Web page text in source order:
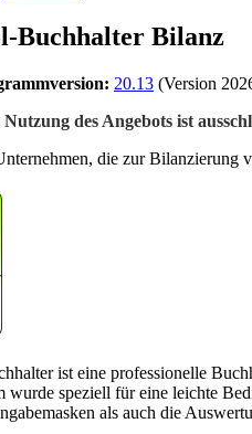
Buchhalter Bilanz
20.13 (Version
Nutzung des Angebots ist
die zur Bilanzierung
ist eine professionelle
wurde speziell für eine leichte
als auch die